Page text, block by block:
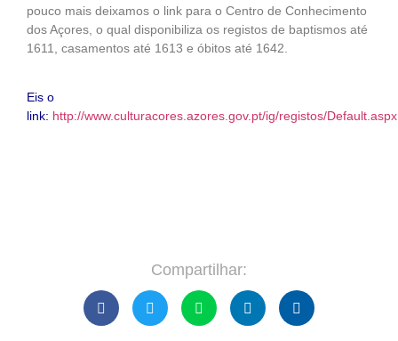
pouco mais deixamos o link para o Centro de Conhecimento
dos Açores, o qual disponibiliza os registos de baptismos até
1611, casamentos até 1613 e óbitos até 1642.
Eis o
link: http://www.culturacores.azores.gov.pt/ig/registos/Default.aspx
Compartilhar: